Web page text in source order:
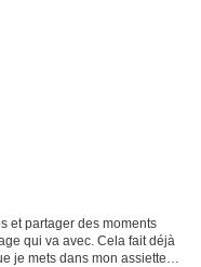
et partager des moments
qui va avec. Cela fait déjà
je mets dans mon assiette